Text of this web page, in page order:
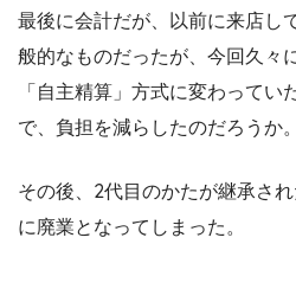
最後に会計だが、以前に来店し
般的なものだったが、今回久々
「自主精算」方式に変わって
で、負担を減らしたのだろうか。
その後、2代目のかたが継承さ
に廃業となってしまった。